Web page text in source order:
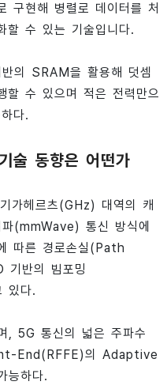
구현해 병렬로 데이터를 처
할 수 있는 기술입니다.
의 SRAM을 활용해 덧셈
할 수 있으며 적은 전력만으
다.
동향은 어떤가
가헤르츠(GHz) 대역의 캐
(mmWave) 통신 방식에
따른 경로손실(Path
반의 빔포밍
있다.
, 5G 통신의 넓은 주파수
End(RFFE)의 Adaptive
능하다.